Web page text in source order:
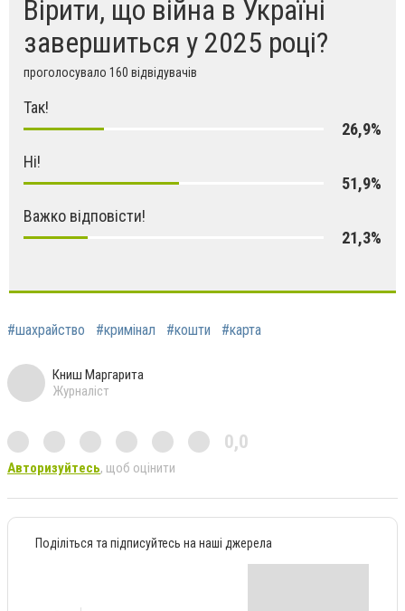
Вірити, що війна в Україні
завершиться у 2025 році?
проголосувало 160 відвідувачів
Так!
26,9%
Ні!
51,9%
Важко відповісти!
21,3%
#шахрайство #кримінал #кошти #карта
Книш Маргарита
Журналіст
0,0
Авторизуйтесь, щоб оцінити
Поділіться та підписуйтесь на наші джерела